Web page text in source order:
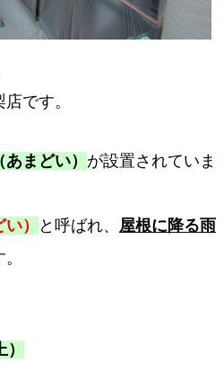
です。
まどい） が設置されていま
） と呼ばれ、 屋根に降る雨